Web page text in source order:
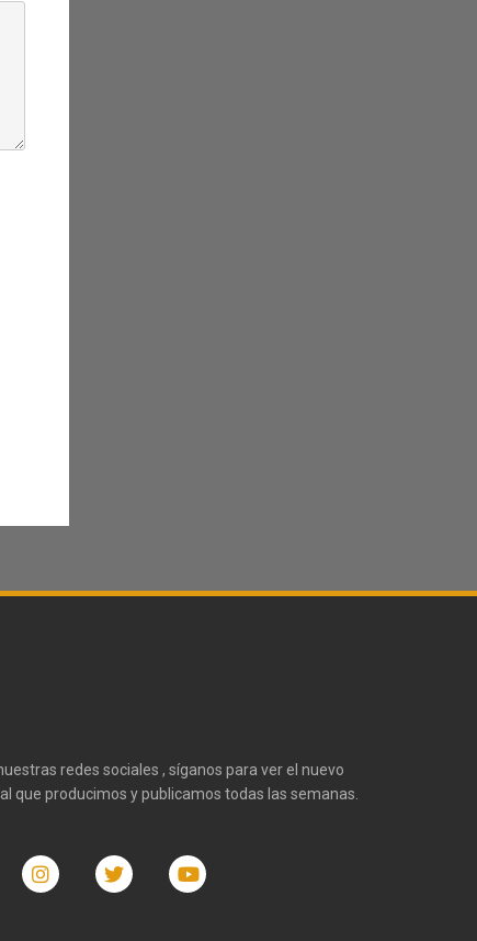
redes sociales , síganos para ver el nuevo
que producimos y publicamos todas las semanas.